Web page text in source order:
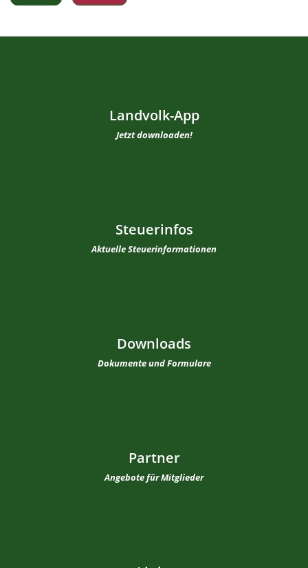
Landvolk-App
Jetzt downloaden!
Steuerinfos
Aktuelle Steuerinformationen
Downloads
Dokumente und Formulare
Partner
Angebote für Mitglieder